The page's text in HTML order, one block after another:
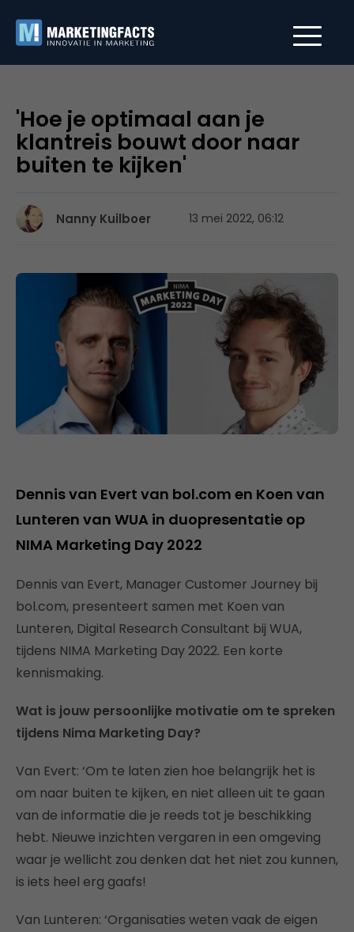
'Hoe je optimaal aan je
klantreis bouwt door naar
buiten te kijken'
Nanny Kuilboer 13 mei 2022, 06:12
Dennis van Evert van bol.com en Koen van
Lunteren van WUA in duopresentatie op
NIMA Marketing Day 2022
Dennis van Evert, Manager Customer Journey bij
bol.com, presenteert samen met Koen van
Lunteren, Digital Research Consultant bij WUA,
tijdens NIMA Marketing Day 2022. Een korte
kennismaking.
Wat is jouw persoonlijke motivatie om te spreken
tijdens Nima Marketing Day?
Van Evert: ‘Om te laten zien hoe belangrijk het is
om naar buiten te kijken, en niet alleen uit te gaan
van de informatie die je reeds tot je beschikking
hebt. Nieuwe inzichten vergaren in een omgeving
waar je wellicht zou denken dat het niet zou kunnen,
is iets heel erg gaafs!
Van Lunteren: ‘Organisaties weten vaak de eigen